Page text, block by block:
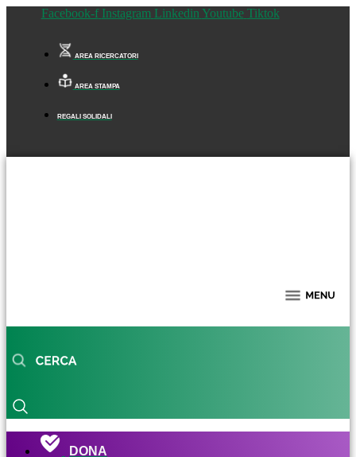
Facebook-f Instagram Linkedin Youtube Tiktok
AREA RICERCATORI
AREA STAMPA
REGALI SOLIDALI
DONA